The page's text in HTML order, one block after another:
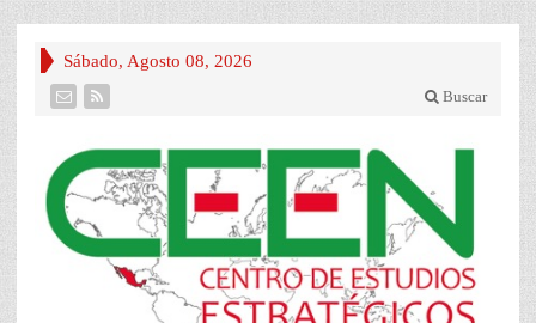
Sábado, Agosto 08, 2026
Buscar